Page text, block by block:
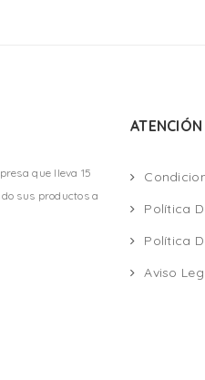
que lleva 15
sus productos a
Política
Política
Aviso